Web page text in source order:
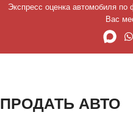
Экспресс оценка автомобиля
Вас
ПРОДАТЬ АВТО